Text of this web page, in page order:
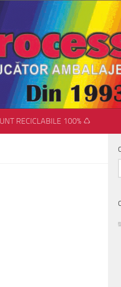
RECICLABILE 100% ♺